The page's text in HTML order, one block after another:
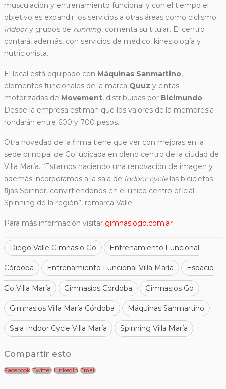
musculación y entrenamiento funcional y con el tiempo el
objetivo es expandir los servicios a otras áreas como ciclismo
indoory grupos de running, comenta su titular. El centro
contará, además, con servicios de médico, kinesiología y
nutricionista.
El local está equipado con Máquinas Sanmartino,
elementos funcionales de la marca Quuz y cintas
motorizadas de Movement, distribuidas por Bicimundo.
Desde la empresa estiman que los valores de la membresía
rondarán entre 600 y 700 pesos.
Otra novedad de la firma tiene que ver con mejoras en la
sede principal de Go! ubicada en pleno centro de la ciudad de
Villa María. “Estamos haciendo una renovación de imagen y
además incorporamos a la sala de indoor cyclelas bicicletas
fijas Spinner, convirtiéndonos en el único centro oficial
Spinning de la región”, remarca Valle.
Para más información visitar gimnasiogo.com.ar
Diego Valle Gimnasio Go Entrenamiento Funcional
Córdoba Entrenamiento Funcional Villa María Espacio
Go Villa María Gimnasios Córdoba Gimnasios Go
Gimnasios Villa María Córdoba Máquinas Sanmartino
Sala Indoor Cycle Villa María Spinning Villa María
Compartir esto
Facebook Twitter LinkedIn Email